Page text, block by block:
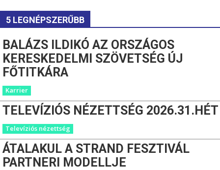
5 LEGNÉPSZERŰBB
BALÁZS ILDIKÓ AZ ORSZÁGOS
KERESKEDELMI SZÖVETSÉG ÚJ
FŐTITKÁRA
Karrier
TELEVÍZIÓS NÉZETTSÉG 2026.31.HÉT
Televíziós nézettség
ÁTALAKUL A STRAND FESZTIVÁL
PARTNERI MODELLJE